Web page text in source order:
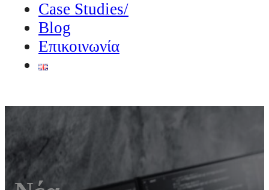
Case Studies/
Blog
Επικοινωνία